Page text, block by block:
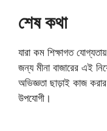
শেষ কথা
যারা কম শিক্ষাগত
জন্য মীনা বাজারের এই
অভিজ্ঞতা ছাড়াই কাজ
উপযোগী।